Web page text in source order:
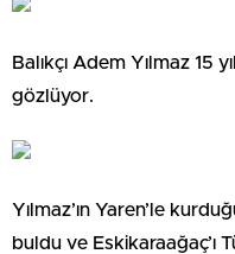
Balıkçı Adem Yılmaz 15
gözlüyor.
Yılmaz’ın Yaren’le
buldu ve Eskikaraağaç’ı